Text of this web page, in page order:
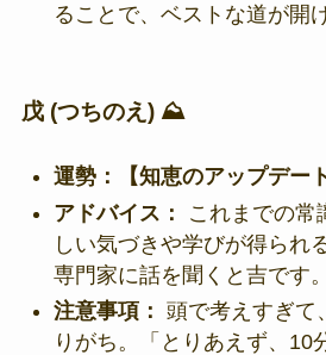
ることで、ベストな道が開
戊 (つちのえ) ⛰️
運勢：【知恵のアップデート
アドバイス：
これまでの常
しい気づきや学びが得られ
専門家に話を聞くと吉です
注意事項： 頭で考えすぎて
りがち。「とりあえず、10